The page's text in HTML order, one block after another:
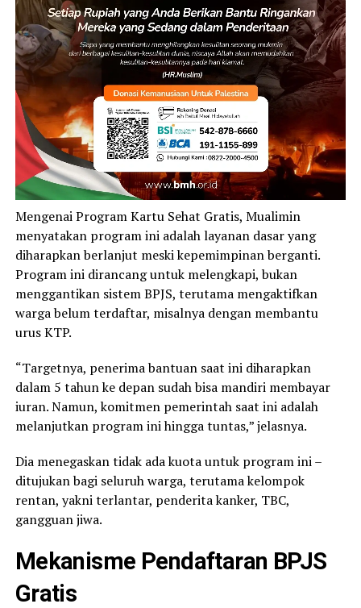
Mengenai Program Kartu Sehat Gratis, Mualimin
menyatakan program ini adalah layanan dasar yang
diharapkan berlanjut meski kepemimpinan berganti.
Program ini dirancang untuk melengkapi, bukan
menggantikan sistem BPJS, terutama mengaktifkan
warga belum terdaftar, misalnya dengan membantu
urus KTP.
“Targetnya, penerima bantuan saat ini diharapkan
dalam 5 tahun ke depan sudah bisa mandiri membayar
iuran. Namun, komitmen pemerintah saat ini adalah
melanjutkan program ini hingga tuntas,” jelasnya.
Dia menegaskan tidak ada kuota untuk program ini –
ditujukan bagi seluruh warga, terutama kelompok
rentan, yakni terlantar, penderita kanker, TBC,
gangguan jiwa.
Mekanisme Pendaftaran BPJS
Gratis